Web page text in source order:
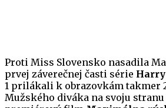
Proti Miss Slovensko nasadila
prvej záverečnej časti série
1 prilákali k obrazovkám takmer
Mužského diváka na svoju